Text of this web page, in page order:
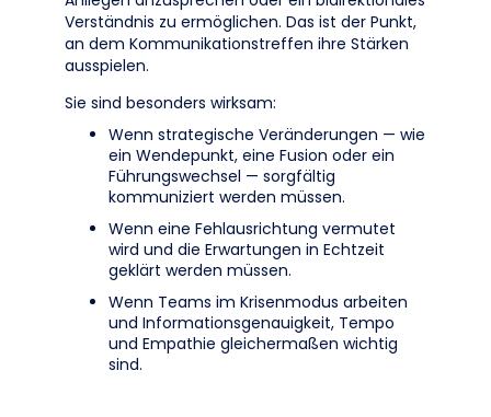
Verständnis zu ermöglichen. Das ist der Punkt,
an dem Kommunikationstreffen ihre Stärken
ausspielen.
Sie sind besonders wirksam:
Wenn strategische Veränderungen — wie
ein Wendepunkt, eine Fusion oder ein
Führungswechsel — sorgfältig
kommuniziert werden müssen.
Wenn eine Fehlausrichtung vermutet
wird und die Erwartungen in Echtzeit
geklärt werden müssen.
Wenn Teams im Krisenmodus arbeiten
und Informationsgenauigkeit, Tempo
und Empathie gleichermaßen wichtig
sind.